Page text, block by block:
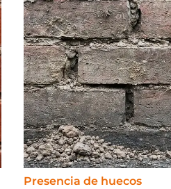
Presencia de huecos